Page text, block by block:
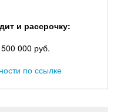
и рассрочку:
000 руб.
по ссылке